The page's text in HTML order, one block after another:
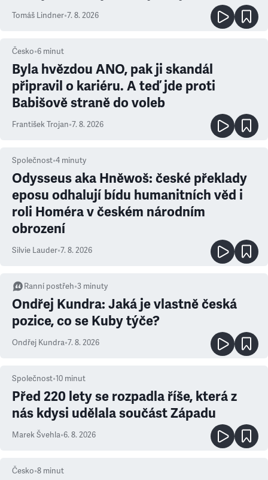
prioritu
Tomáš Lindner•7. 8. 2026
Česko•6 minut
Byla hvězdou ANO, pak ji skandál
připravil o kariéru. A teď jde proti
Babišově straně do voleb
František Trojan•7. 8. 2026
Společnost•4 minuty
Odysseus aka Hněwoš: české překlady
eposu odhalují bídu humanitních věd i
roli Homéra v českém národním
obrození
Silvie Lauder•7. 8. 2026
Ranní postřeh•3 minuty
Ondřej Kundra: Jaká je vlastně česká
pozice, co se Kuby týče?
Ondřej Kundra•7. 8. 2026
Společnost•10 minut
Před 220 lety se rozpadla říše, která z
nás kdysi udělala součást Západu
Marek Švehla•6. 8. 2026
Česko•8 minut